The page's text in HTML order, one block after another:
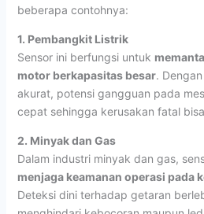
beberapa contohnya:
1. Pembangkit Listrik
Sensor ini berfungsi untuk
motor berkapasitas besar.
akurat, potensi gangguan pada
cepat sehingga kerusakan fatal
2. Minyak dan Gas
Dalam industri minyak dan gas,
menjaga keamanan operasi pada
Deteksi dini terhadap getaran